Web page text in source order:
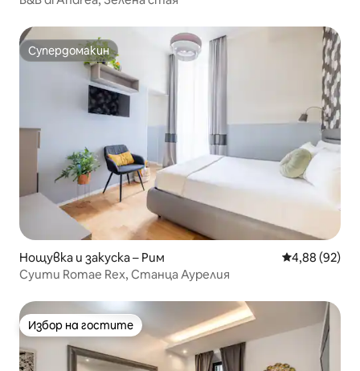
Супердомакин
Супердомакин
Нощувка и закуска – Рим Средна
4,88 (92)
Суити Romae Rex, Станца Аурелия
Избор на гостите
Избор на гостите